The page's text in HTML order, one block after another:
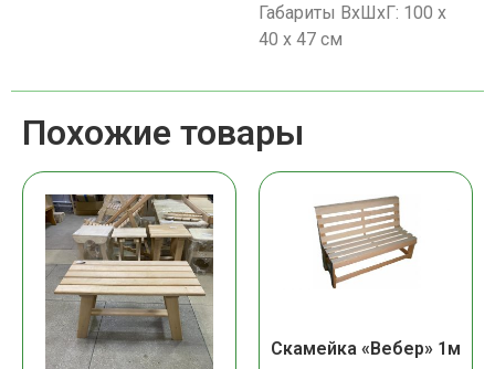
Габариты ВхШхГ: 100 х
40 х 47 см
Похожие товары
Скамейка «Вебер» 1м